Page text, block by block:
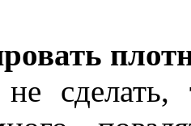
сделать,